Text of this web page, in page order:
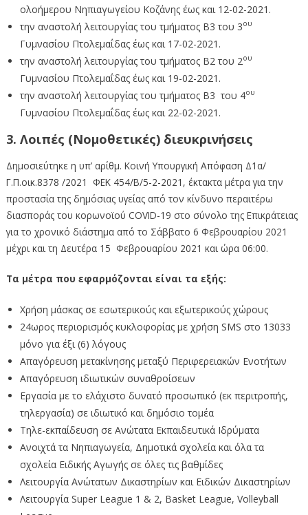
ολοήμερου Νηπιαγωγείου Κοζάνης έως και 12-02-2021.
την αναστολή λειτουργίας του τμήματος Β3 του 3ου
Γυμνασίου Πτολεμαΐδας έως και 17-02-2021.
την αναστολή λειτουργίας του τμήματος Β2 του 2ου
Γυμνασίου Πτολεμαΐδας έως και 19-02-2021.
την αναστολή λειτουργίας του τμήματος Β3 του 4ου
Γυμνασίου Πτολεμαΐδας έως και 22-02-2021.
3. Λοιπές (Νομοθετικές) διευκρινήσεις
Δημοσιεύτηκε η υπ’ αρίθμ. Κοινή Υπουργική Απόφαση Δ1α/
Γ.Π.οικ.8378 /2021 ΦΕΚ 454/Β/5-2-2021, έκτακτα μέτρα για την
προστασία της δημόσιας υγείας από τον κίνδυνο περαιτέρω
διασποράς του κορωνοϊού COVID-19 στο σύνολο της Επικράτειας
για το χρονικό διάστημα από το Σάββατο 6 Φεβρουαρίου 2021
μέχρι και τη Δευτέρα 15 Φεβρουαρίου 2021 και ώρα 06:00.
Τα μέτρα που εφαρμόζονται είναι τα εξής:
Χρήση μάσκας σε εσωτερικούς και εξωτερικούς χώρους
24ωρος περιορισμός κυκλοφορίας με χρήση SMS στο 13033
μόνο για έξι (6) λόγους
Απαγόρευση μετακίνησης μεταξύ Περιφερειακών Ενοτήτων
Απαγόρευση ιδιωτικών συναθροίσεων
Εργασία με το ελάχιστο δυνατό προσωπικό (εκ περιτροπής,
τηλεργασία) σε ιδιωτικό και δημόσιο τομέα
Τηλε-εκπαίδευση σε Ανώτατα Εκπαιδευτικά Ιδρύματα
Ανοιχτά τα Νηπιαγωγεία, Δημοτικά σχολεία και όλα τα
σχολεία Ειδικής Αγωγής σε όλες τις βαθμίδες
Λειτουργία Ανώτατων Δικαστηρίων και Ειδικών Δικαστηρίων
Λειτουργία Super League 1 & 2, Basket League, Volleyball